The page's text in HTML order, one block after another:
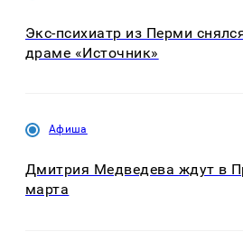
Экс-психиатр из Перми
драме «Источник»
Афиша
Дмитрия Медведева ждут в
марта